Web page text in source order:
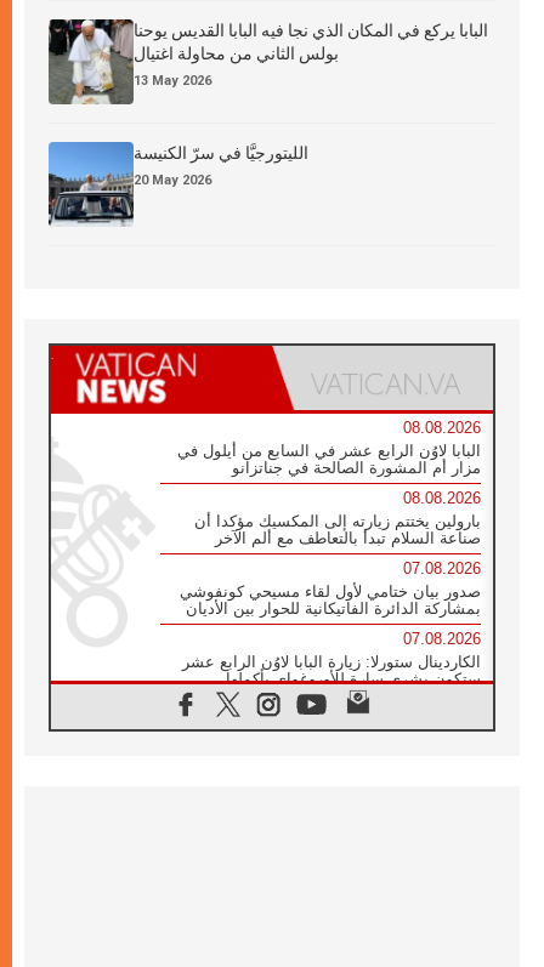
البابا يركع في المكان الذي نجا فيه البابا القديس يوحنا
بولس الثاني من محاولة اغتيال
13 May 2026
الليتورجيَّا في سرّ الكنيسة
20 May 2026
08.08.2026
البابا لاوُن الرابع عشر في السابع من أيلول في
مزار أم المشورة الصالحة في جناتزانو
08.08.2026
بارولين يختتم زيارته إلى المكسيك مؤكدا أن
صناعة السلام تبدأ بالتعاطف مع ألم الآخر
07.08.2026
صدور بيان ختامي لأول لقاء مسيحي كونفوشي
بمشاركة الدائرة الفاتيكانية للحوار بين الأديان
07.08.2026
الكاردينال ستورلا: زيارة البابا لاوُن الرابع عشر
ستكون بشرى سارة للأوروغواي بأكملها
الفاتيكان يعلن برنامج الزيارة الرسولية للبابا لاوُن